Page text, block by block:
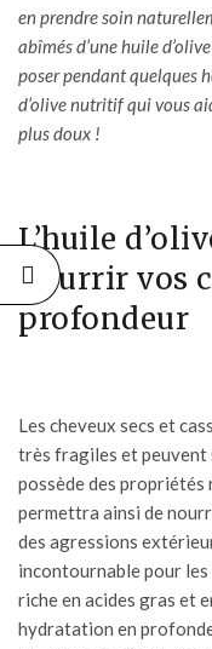
en prendre soin
abîmés d’une huile
poser pendant quelques
d’olive nutritif qui vous
plus doux !
L’huile
nourrir vos
profondeur
Les cheveux secs et
très fragiles et peuvent
possède des
permettra ainsi de
des agressions
incontournable pour
riche en acides gras et
hydratation en